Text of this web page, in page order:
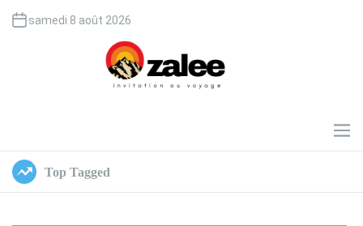
n
samedi 8 août 2026
l
e
e
M
e
Top Tagged